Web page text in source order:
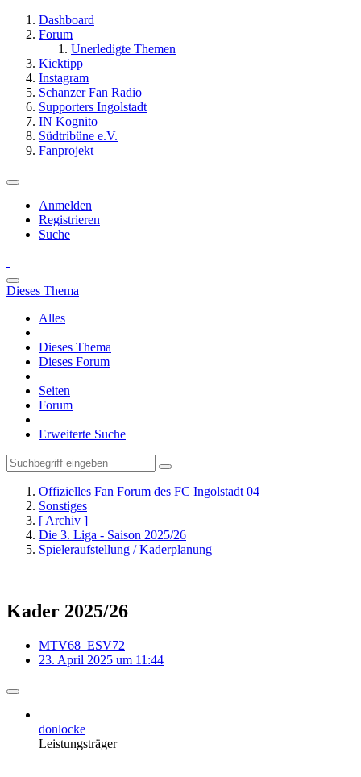
Dashboard
Forum
Unerledigte Themen
Kicktipp
Instagram
Schanzer Fan Radio
Supporters Ingolstadt
IN Kognito
Südtribüne e.V.
Fanprojekt
Anmelden
Registrieren
Suche
Dieses Thema
Alles
Dieses Thema
Dieses Forum
Seiten
Forum
Erweiterte Suche
Offizielles Fan Forum des FC Ingolstadt 04
Sonstiges
[ Archiv ]
Die 3. Liga - Saison 2025/26
Spieleraufstellung / Kaderplanung
Kader 2025/26
MTV68_ESV72
23. April 2025 um 11:44
donlocke
Leistungsträger